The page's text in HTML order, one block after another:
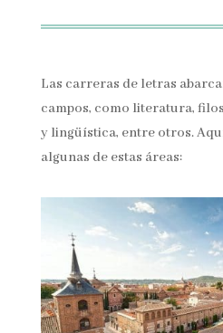
Las carreras de letras
campos, como literatura,
y lingüística, entre otros.
algunas de estas áreas: